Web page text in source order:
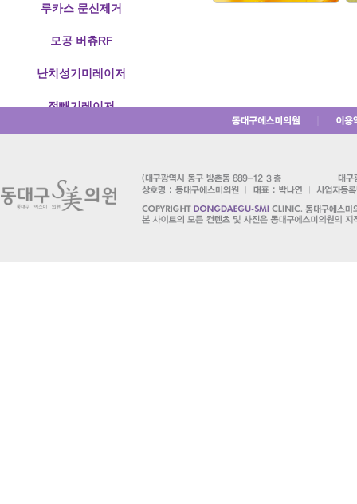
루카스 문신제거
모공 버츄RF
난치성기미레이저
점빼기레이저